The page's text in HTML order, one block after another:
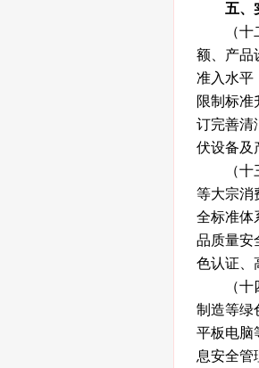
五、实
（十二
额、产品
准入水平
限制标准
订完善清
伏设备及
（十三
等大宗消
全标准体
品质量安
色认证、
（十四
制造等绿
平板电脑
息安全管